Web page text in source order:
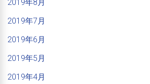
2019年8月
2019年7月
2019年6月
2019年5月
2019年4月